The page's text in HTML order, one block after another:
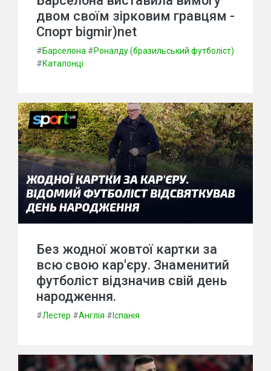
двом своїм зірковим гравцям -
Спорт bigmir)net
#Барселона #Роналду (бразильський футболіст)
#Каталонці
Без жодної жовтої картки за
всю свою кар'єру. Знаменитий
футболіст відзначив свій день
народження.
#Лестер #Англія # Іспанія